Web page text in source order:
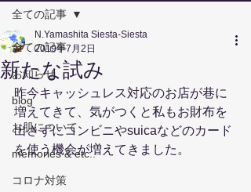
全ての記事
お知らせ
blog
お肌について
memories & etc..
コロナ対策
全ての記事
新たな試み
N.Yamashita Siesta-Siesta
2019年7月2日
昨今キャッシュレス対応のお店が巷に
増えてきて、気がつくと私もお財布を
出さずにコンビニやsuicaなどのカード
を使う機会が増えてきました。